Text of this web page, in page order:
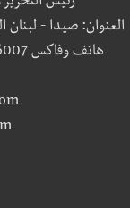
العنوان: صيدا - لبنان
هاتف وفاكس 726007 (7) 00961 - خليوي 226013 (3) 00961